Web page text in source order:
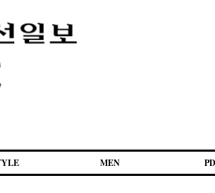
MEN